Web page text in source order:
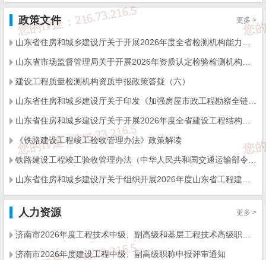
更多 >
政策文件
山东省住房和城乡建设厅关于开展2026年度全省检测机构能力验证工作的通知
山东省市场监督管理局关于开展2026年资质认定检验检测机构能力验证工作的通知
建设工程质量检测机构资质申报政策答疑（六）
山东省住房和城乡建设厅关于印发《加强房屋市政工程勘察全链条管理实施方案》的通知
山东省住房和城乡建设厅关于开展2026年度全省建设工程结构质量评价工作的通知
《铁路建设工程竣工验收管理办法》政策解读
铁路建设工程竣工验收管理办法（中华人民共和国交通运输部令2026年第12号）
山东省住房和城乡建设厅关于组织开展2026年度山东省工程建设泰山杯奖申报工作的通知
更多 >
人力资源
济南市2026年度工程技术中级、副高级和基层工程技术高级职称申报评审的通知
济南市2026年度建设工程中级、副高级职称申报评审通知